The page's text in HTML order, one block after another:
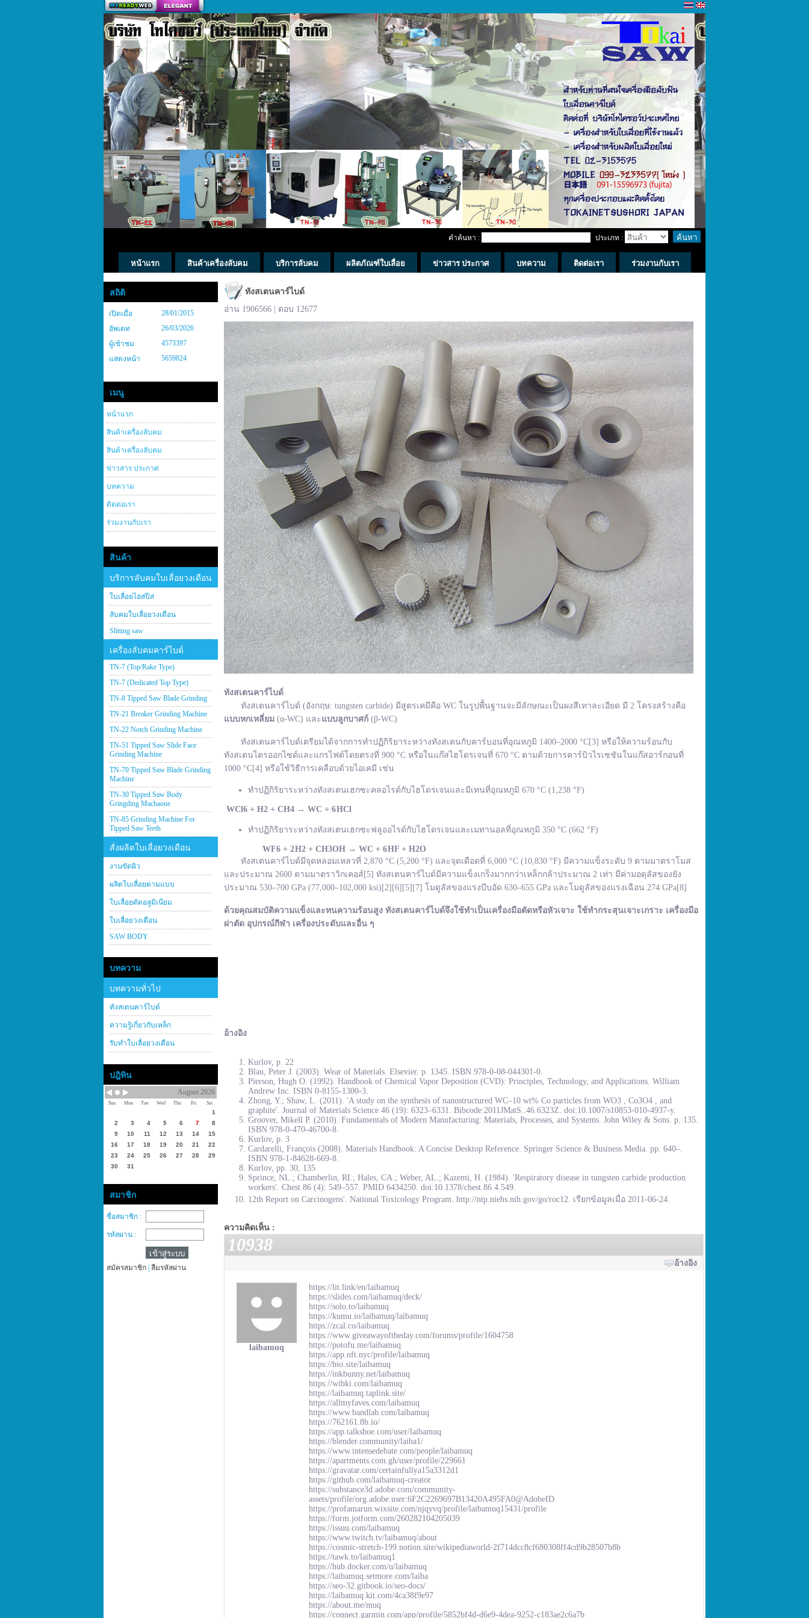
สร้างเว็บ
คำค้นหา : ประเภท :
หน้าแรก สินค้าเครื่องลับคม บริการลับคม ผลิตภัณฑ์ใบเลื่อย ข่าวสาร ประกาศ บทความ ติดต่อเรา ร่วมงานกับเรา
สถิติ
เปิดเมื่อ
28/01/2015
อัพเดท
26/03/2026
ผู้เข้าชม
4573397
แสดงหน้า
5659824
เมนู
หน้าแรก
สินค้าเครื่องลับคม
สินค้าเครื่องลับคม
ข่าวสาร ประกาศ
บทความ
ติดต่อเรา
ร่วมงานกับเรา
สินค้า
บริการลับคมใบเลื่อยวงเดือน
ใบเลื่อยไฮสปีส
ลับคมใบเลื่อยวงเดือน
Slitting saw
เครื่องลับคมคาร์ไบด์
TN-7 (Top/Rake Type)
TN-7 (Dedicated Top Type)
TN-8 Tipped Saw Blade Grinding
TN-21 Breaker Grinding Machine
TN-22 Notch Grinding Machine
TN-51 Tipped Saw Slide Face
Grinding Machine
TN-70 Tipped Saw Blade Grinding
Machine
TN-30 Tipped Saw Body
Gringding Machaone
TN-85 Grinding Machine For
Tipped Saw Teeth
สั่งผลิตใบเลื่อยวงเดือน
งานขัดผิว
ผลิตใบเลื่อยตามแบบ
ใบเลื่อยตัดอลูมิเนียม
ใบเลื่อยวงเดือน
SAW BODY
บทความ
บทความทั่วไป
ทังสเตนคาร์ไบด์
ความรู้เกี่ยวกับเหล็ก
รับทำใบเลื่อยวงเดือน
ปฎิทิน
August 2026
Sun Mon Tue Wed Thu Fri Sat
1
2
3 4 5 6 7
8
9
10 11 12 13 14
15
16
17 18 19 20 21
22
23
24 25 26 27 28
29
30
31
สมาชิก
ชื่อสมาชิก :
รหัสผ่าน :
สมัครสมาชิก ลืมรหัสผ่าน
ทังสเตนคาร์ไบด์
อ่าน 1906566 | ตอบ 12677
ทังสเตนคาร์ไบด์
ทังสเตนคาร์ไบด์ (อังกฤษ: tungsten carbide) มีสูตรเคมีคือ WC ในรูปพื้นฐานจะมีลักษณะเป็นผงสีเทาละเอียด มี 2 โครงสร้างคือ
แบบหกเหลี่ยม (α-WC) และ แบบลูกบาศก์ (β-WC)
ทังสเตนคาร์ไบด์เตรียมได้จากการทำปฏิกิริยาระหว่างทังสเตนกับคาร์บอนที่อุณหภูมิ 1400–2000 °C[3] หรือให้ความร้อนกับ
ทังสเตนไตรออกไซด์และแกรไฟต์โดยตรงที่ 900 °C หรือในแก๊สไฮโดรเจนที่ 670 °C ตามด้วยการคาร์บิวไรเซชันในแก๊สอาร์กอนที่
1000 °C[4] หรือใช้วิธีการเคลือบด้วยไอเคมี เช่น
ทำปฏิกิริยาระหว่างทังสเตนเฮกซะคลอไรด์กับไฮโดรเจนและมีเทนที่อุณหภูมิ 670 °C (1,238 °F)
WCl6 + H2 + CH4 → WC + 6 HCl
ทำปฏิกิริยาระหว่างทังสเตนเฮกซะฟลูออไรด์กับไฮโดรเจนและเมทานอลที่อุณหภูมิ 350 °C (662 °F)
WF6 + 2 H2 + CH3OH → WC + 6 HF + H2O
ทังสเตนคาร์ไบด์มีจุดหลอมเหลวที่ 2,870 °C (5,200 °F) และจุดเดือดที่ 6,000 °C (10,830 °F) มีความแข็งระดับ 9 ตามมาตราโมส
และประมาณ 2600 ตามมาตราวิกเคอส์[5] ทังสเตนคาร์ไบด์มีความแข็งเกร็งมากกว่าเหล็กกล้าประมาณ 2 เท่า มีค่ามอดุลัสของยัง
ประมาณ 530–700 GPa (77,000–102,000 ksi)[2][6][5][7] โมดูลัสของแรงบีบอัด 630–655 GPa และโมดูลัสของแรงเฉือน 274 GPa[8]
ด้วยคุณสมบัติความแข็งและทนความร้อนสูง ทังสเตนคาร์ไบด์จึงใช้ทำเป็นเครื่องมือตัดหรือหัวเจาะ ใช้ทำกระสุนเจาะเกราะ เครื่องมือ
ผ่าตัด อุปกรณ์กีฬา เครื่องประดับและอื่น ๆ
อ้างอิง
Kurlov, p. 22
Blau, Peter J. (2003). Wear of Materials. Elsevier. p. 1345. ISBN 978-0-08-044301-0.
Pierson, Hugh O. (1992). Handbook of Chemical Vapor Deposition (CVD): Principles, Technology, and Applications. William
Andrew Inc. ISBN 0-8155-1300-3.
Zhong, Y.; Shaw, L. (2011). 'A study on the synthesis of nanostructured WC–10 wt% Co particles from WO3 , Co3O4 , and
graphite'. Journal of Materials Science 46 (19): 6323–6331. Bibcode:2011JMatS..46.6323Z. doi:10.1007/s10853-010-4937-y.
Groover, Mikell P. (2010). Fundamentals of Modern Manufacturing: Materials, Processes, and Systems. John Wiley & Sons. p. 135.
ISBN 978-0-470-46700-8.
Kurlov, p. 3
Cardarelli, François (2008). Materials Handbook: A Concise Desktop Reference. Springer Science & Business Media. pp. 640–.
ISBN 978-1-84628-669-8.
Kurlov, pp. 30, 135
Sprince, NL.; Chamberlin, RI.; Hales, CA.; Weber, AL.; Kazemi, H. (1984). 'Respiratory disease in tungsten carbide production
workers'. Chest 86 (4): 549–557. PMID 6434250. doi:10.1378/chest.86.4.549.
12th Report on Carcinogens'. National Toxicology Program. http://ntp.niehs.nih.gov/go/roc12. เรียกข้อมูลเมื่อ 2011-06-24.
ความคิดเห็น :
10938
อ้างอิง
laibamuq
https://lit.link/en/laibamuq
https://slides.com/laibamuq/deck/
https://solo.to/laibamuq
https://kumu.io/laibamuq/laibamuq
https://zcal.co/laibamuq
https://www.giveawayoftheday.com/forums/profile/1604758
https://potofu.me/laibamuq
https://app.nft.nyc/profile/laibamuq
https://bio.site/laibamuq
https://inkbunny.net/laibamuq
https://wibki.com/laibamuq
https://laibamuq.taplink.site/
https://allmyfaves.com/laibamuq
https://www.bandlab.com/laibamuq
https://762161.8b.io/
https://app.talkshoe.com/user/laibamuq
https://blender.community/laiba1/
https://www.intensedebate.com/people/laibamuq
https://apartments.com.gh/user/profile/229661
https://gravatar.com/certainfullya15a3312d1
https://github.com/laibamuq-creator
https://substance3d.adobe.com/community-
assets/profile/org.adobe.user:6F2C2269697B13420A495FA0@AdobeID
https://profamarun.wixsite.com/njqyvq/profile/laibamuq15431/profile
https://form.jotform.com/260282104205039
https://issuu.com/laibamuq
https://www.twitch.tv/laibamuq/about
https://cosmic-stretch-199.notion.site/wikipediaworld-2f714dcc8cf680308ff4cd9b28507b8b
https://tawk.to/laibamuq1
https://hub.docker.com/u/laibamuq
https://laibamuq.setmore.com/laiba
https://seo-32.gitbook.io/seo-docs/
https://laibamuq.kit.com/4ca38f9e97
https://about.me/muq
https://connect.garmin.com/app/profile/5852bf4d-d6e9-4dea-9252-c183ae2c6a7b